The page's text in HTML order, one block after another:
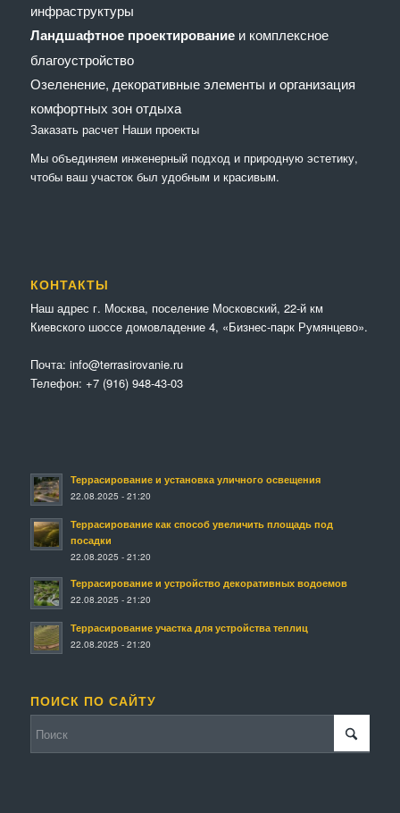
инфраструктуры
Ландшафтное проектированиеи комплексное
благоустройство
Озеленение, декоративные элементы и организация
комфортных зон отдыха
Заказать расчет Наши проекты
Мы объединяем инженерный подход и природную эстетику,
чтобы ваш участок был удобным и красивым.
КОНТАКТЫ
Наш адрес г. Москва, поселение Московский, 22-й км
Киевского шоссе домовладение 4, «Бизнес-парк Румянцево».
Почта: info@terrasirovanie.ru
Телефон: +7 (916) 948-43-03
Террасирование и установка уличного освещения
22.08.2025 - 21:20
Террасирование как способ увеличить площадь под
посадки
22.08.2025 - 21:20
Террасирование и устройство декоративных водоемов
22.08.2025 - 21:20
Террасирование участка для устройства теплиц
22.08.2025 - 21:20
ПОИСК ПО САЙТУ